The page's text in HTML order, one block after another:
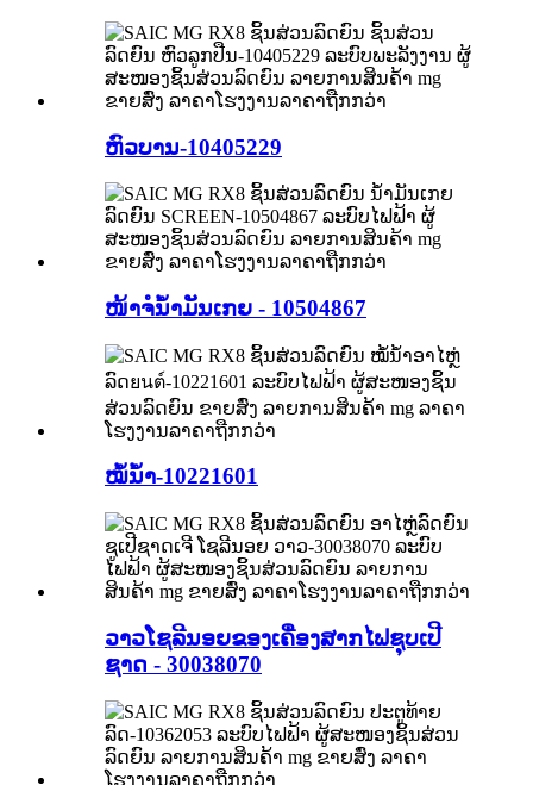
ຫົວບານ-10405229
ໜ້າຈໍນ້ຳມັນເກຍ - 10504867
ໝໍ້ນ້ຳ-10221601
ວາວໂຊລີນອຍຂອງເຄື່ອງສາກໄຟຊຸບເປີ
ຊາດ - 30038070